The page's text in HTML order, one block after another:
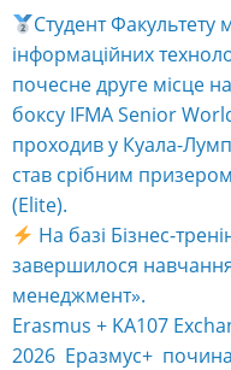
Студент Факультету
інформаційних
почесне друге місце
боксу IFMA Senior
проходив у Куала-
став срібним призером
(Elite).
На базі Бізнес-
завершилося
менеджмент».
Erasmus + KA107
2026 Еразмус+